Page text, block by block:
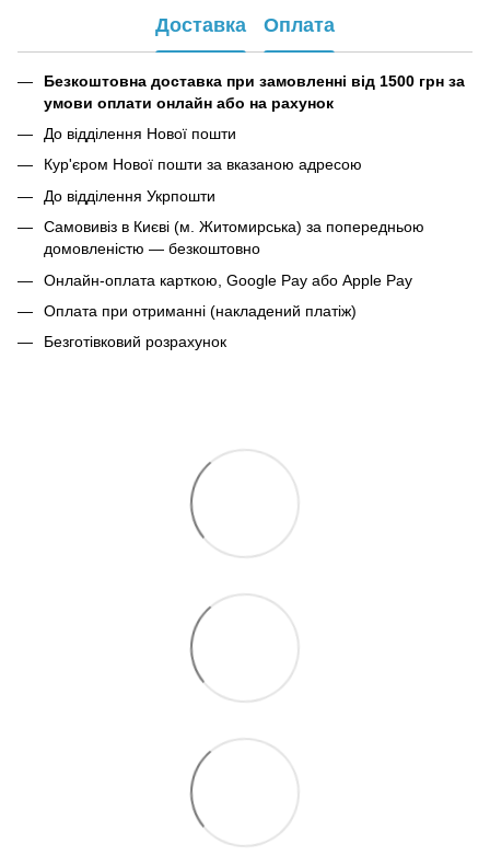
Доставка Оплата
Безкоштовна доставка при замовленні від 1500 грн за
умови оплати онлайн або на рахунок
До відділення Нової пошти
Кур'єром Нової пошти за вказаною адресою
До відділення Укрпошти
Самовивіз в Києві (м. Житомирська) за попередньою
домовленістю — безкоштовно
Онлайн-оплата карткою, Google Pay або Apple Pay
Оплата при отриманні (накладений платіж)
Безготівковий розрахунок